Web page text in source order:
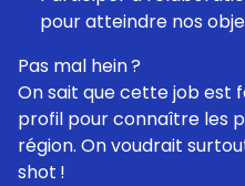
pour atteindre nos
Pas mal hein ?
On sait que cette job est
profil pour connaître les
région. On voudrait
shot !